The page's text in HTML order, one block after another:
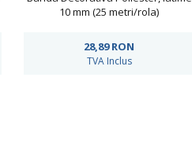
10 mm (25 metri/rola)
28,89RON
TVA Inclus